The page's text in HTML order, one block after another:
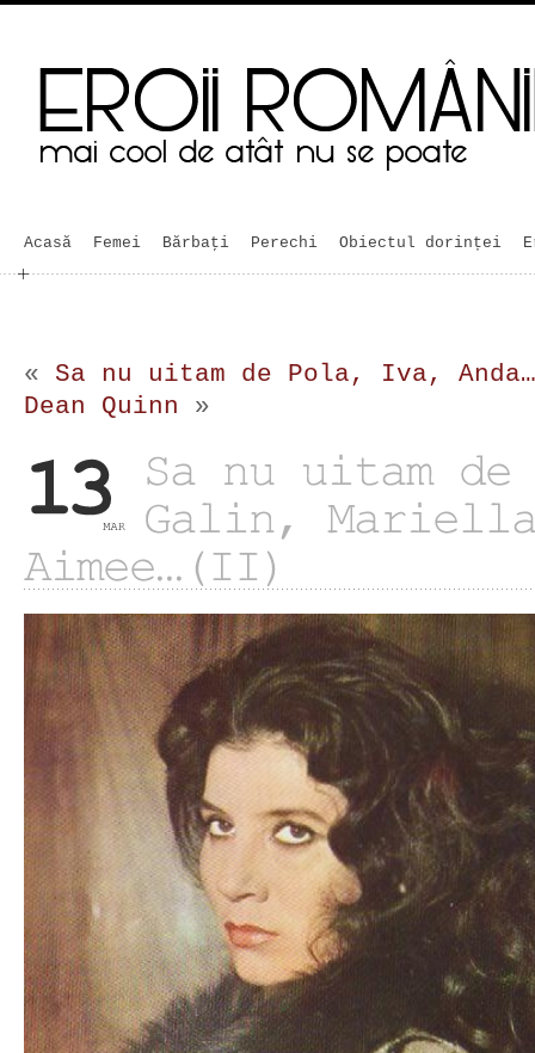
Acasă Femei Bărbaţi Perechi Obiectul dorinței
« Sa nu uitam de Pola, Iva,
Dean Quinn »